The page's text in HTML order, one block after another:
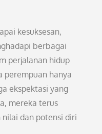
kesuksesan,
berbagai
perjalanan hidup
perempuan hanya
ekspektasi yang
mereka terus
dan potensi diri